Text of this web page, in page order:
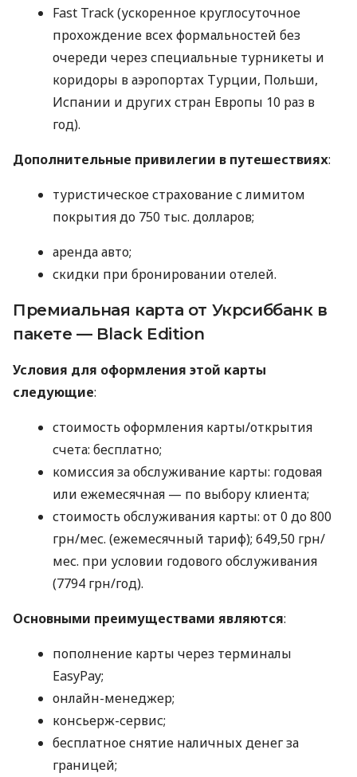
Fast Track (ускоренное круглосуточное
прохождение всех формальностей без
очереди через специальные турникеты и
коридоры в аэропортах Турции, Польши,
Испании и других стран Европы 10 раз в
год).
Дополнительные привилегии в путешествиях:
туристическое страхование с лимитом
покрытия до 750 тыс. долларов;
аренда авто;
скидки при бронировании отелей.
Премиальная карта от Укрсиббанк в
пакете — Black Edition
Условия для оформления этой карты
следующие:
стоимость оформления карты/открытия
счета: бесплатно;
комиссия за обслуживание карты: годовая
или ежемесячная — по выбору клиента;
стоимость обслуживания карты: от 0 до 800
грн/мес. (ежемесячный тариф); 649,50 грн/
мес. при условии годового обслуживания
(7794 грн/год).
Основными преимуществами являются:
пополнение карты через терминалы
EasyPay;
онлайн-менеджер;
консьерж-сервис;
бесплатное снятие наличных денег за
границей;